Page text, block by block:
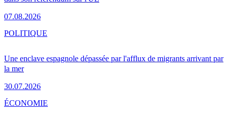
07.08.2026
Une enclave espagnole dépassée par l'afflux de migrants arrivant par
la mer
30.07.2026
POLITIQUE
ÉCONOMIE